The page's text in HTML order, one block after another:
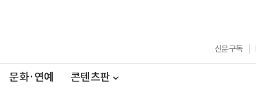
신문구독
문화·연예 콘텐츠판